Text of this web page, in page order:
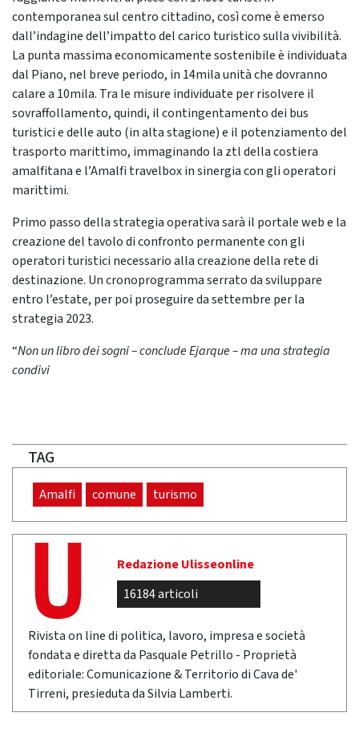
contemporanea sul centro cittadino, così come è emerso
dall’indagine dell’impatto del carico turistico sulla vivibilità.
La punta massima economicamente sostenibile è individuata
dal Piano, nel breve periodo, in 14mila unità che dovranno
calare a 10mila. Tra le misure individuate per risolvere il
sovraffollamento, quindi, il contingentamento dei bus
turistici e delle auto (in alta stagione) e il potenziamento del
trasporto marittimo, immaginando la ztl della costiera
amalfitana e l’Amalfi travelbox in sinergia con gli operatori
marittimi.
Primo passo della strategia operativa sarà il portale web e la
creazione del tavolo di confronto permanente con gli
operatori turistici necessario alla creazione della rete di
destinazione. Un cronoprogramma serrato da sviluppare
entro l’estate, per poi proseguire da settembre per la
strategia 2023.
“Non un libro dei sogni – conclude Ejarque – ma una strategia
condivi
TAG
Amalfi comune turismo
Redazione Ulisseonline
16184 articoli
Rivista on line di politica, lavoro, impresa e società
fondata e diretta da Pasquale Petrillo - Proprietà
editoriale: Comunicazione & Territorio di Cava de'
Tirreni, presieduta da Silvia Lamberti.